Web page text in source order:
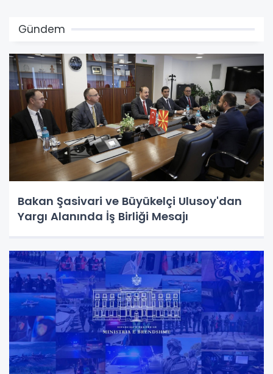
Gündem
Bakan Şasivari ve Büyükelçi Ulusoy'dan
Yargı Alanında İş Birliği Mesajı